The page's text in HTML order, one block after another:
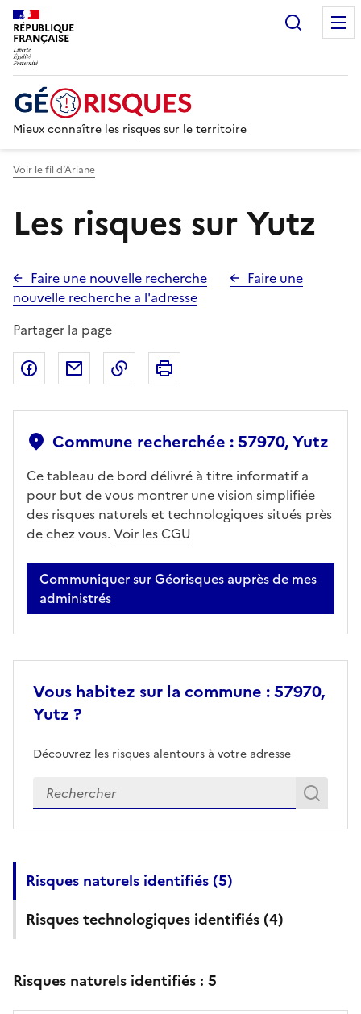
RÉPUBLIQUE
FRANÇAISE
Mieux connaître les risques sur le territoire
Voir le fil d’Ariane
Les risques sur Yutz
Faire une nouvelle recherche
Faire une
nouvelle recherche a l'adresse
Partager la page
Partager sur Facebook
Partager par emailCopier dans le presse-papier
Commune recherchée : 57970, Yutz
Ce tableau de bord délivré à titre informatif a
pour but de vous montrer une vision simplifiée
des risques naturels et technologiques situés près
de chez vous. Voir les CGU
Communiquer sur Géorisques auprès de mes
administrés
Vous habitez sur la commune : 57970,
Yutz ?
Découvrez les risques alentours à votre adresse
Veuillez renseigner votre adresse exacte
Risques naturels identifiés (5)
Risques technologiques identifiés (4)
Risques naturels identifiés : 5